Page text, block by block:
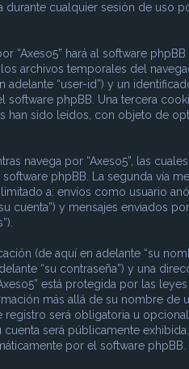
durante cualquier sesión de uso
“Axeso5” hará al software
archivos temporales del
“user-id”) y un
phpBB. Una tercera
han sido leídos, con objeto de
navega por “Axeso5”, las
phpBB. La segunda vía
a: envíos como usuario
cuenta”) y mensajes enviados
(de aquí en adelante “su
“su contraseña”) y una
está protegida por las
más allá de su nombre de
será obligatoria u
será públicamente
por el software phpBB.